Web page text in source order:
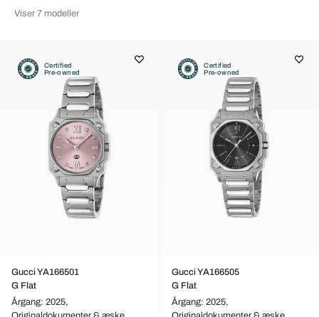
Viser 7 modeller
Certified
Pre-owned
Gucci YA166501
G Flat
Årgang: 2025,
Certified
Pre-owned
Gucci YA166505
G Flat
Årgang: 2025,